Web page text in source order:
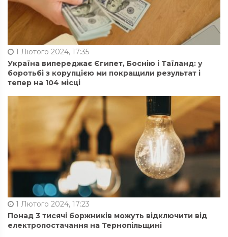
1 Лютого 2024, 17:35
Україна випереджає Єгипет, Боснію і Таїланд: у
боротьбі з корупцією ми покращили результат і
тепер на 104 місці
1 Лютого 2024, 17:23
Понад 3 тисячі боржників можуть відключити від
електропостачання на Тернопільщині